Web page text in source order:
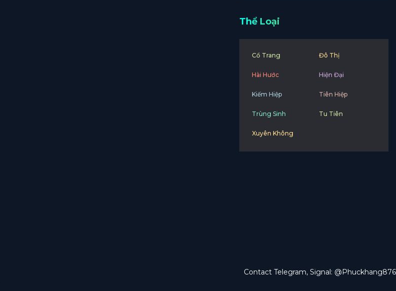
Thể Loại
Cổ Trang Đô Thị
Hài Hước Hiện Đại
Kiếm Hiệp Tiên Hiệp
Trùng Sinh Tu Tiên
Xuyên Không
Contact Telegram, Signal: @Phuckhang876